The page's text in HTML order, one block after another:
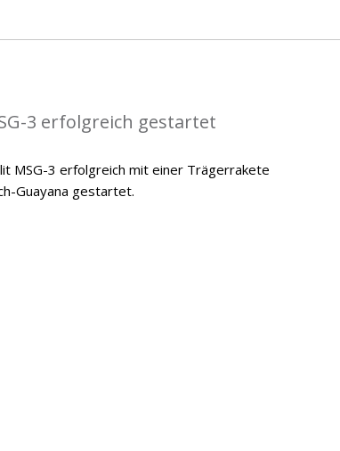
3 erfolgreich gestartet
MSG-3 erfolgreich mit einer Trägerrakete
Guayana gestartet.